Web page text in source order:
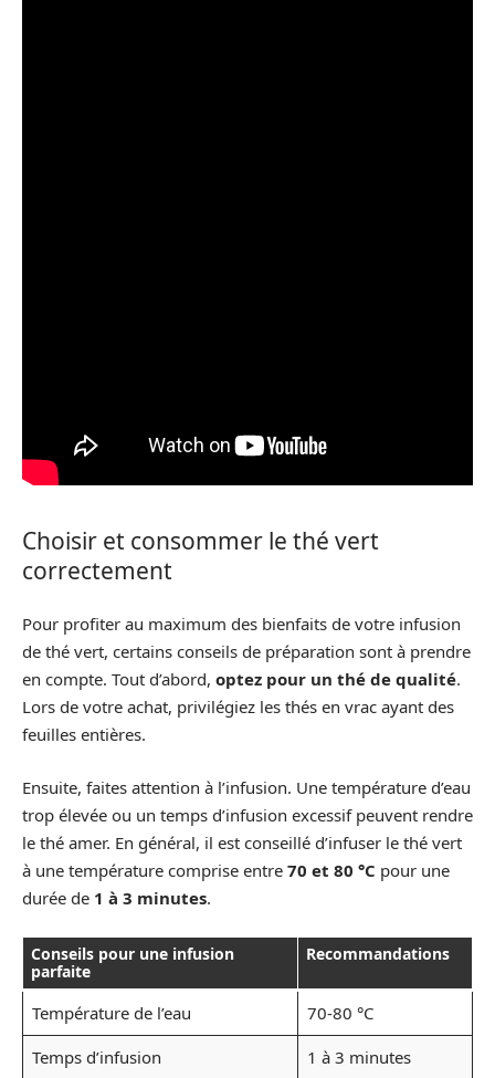
Choisir et consommer le thé vert
correctement
Pour profiter au maximum des bienfaits de votre infusion
de thé vert, certains conseils de préparation sont à prendre
en compte. Tout d’abord, optez pour un thé de qualité.
Lors de votre achat, privilégiez les thés en vrac ayant des
feuilles entières.
Ensuite, faites attention à l’infusion. Une température d’eau
trop élevée ou un temps d’infusion excessif peuvent rendre
le thé amer. En général, il est conseillé d’infuser le thé vert
à une température comprise entre 70 et 80 °C pour une
durée de 1 à 3 minutes.
Conseils pour une infusion
parfaite
Recommandations
Température de l’eau
70-80 °C
Temps d’infusion
1 à 3 minutes